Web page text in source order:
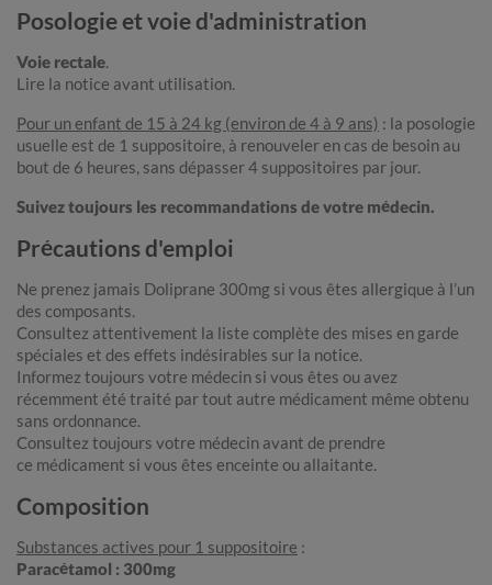
Posologie et voie d'administration
Voie rectale.
Lire la notice avant utilisation.
Pour un enfant de 15 à 24 kg (environ de 4 à 9 ans) : la posologie
usuelle est de 1 suppositoire, à renouveler en cas de besoin au
bout de 6 heures, sans dépasser4 suppositoires par jour.
Suivez toujours les recommandations de votre médecin.
Précautions d'emploi
Ne prenez jamais Doliprane 300mg si vous êtes allergique à l’un
des composants.
Consultez attentivement la liste complète des mises en garde
spéciales et des effets indésirables sur la notice.
Informez toujours votre médecin si vous êtes ou avez
récemment été traité par tout autre médicament même obtenu
sans ordonnance.
Consultez toujours votre médecin avant de prendre
ce médicament si vous êtes enceinte ou allaitante.
Composition
Substances actives pour 1 suppositoire :
Paracétamol : 300mg